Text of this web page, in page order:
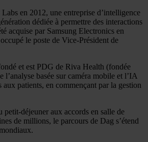
en 2012, une entreprise d’intelligence
dédiée à permettre des interactions
acquise par Samsung Electronics en
le poste de Vice-Président de
et est PDG de Riva Health (fondée
basée sur caméra mobile et l’IA
aux patients, en commençant par la gestion
petit-déjeuner aux accords en salle de
de millions, le parcours de Dag s’étend